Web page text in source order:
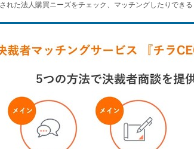
れた法人購買ニーズをチェック、マッチングしたりできる